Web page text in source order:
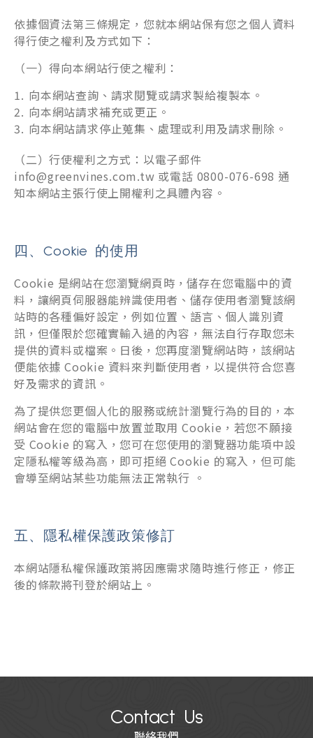
依據個資法第三條規定，您就本網站保有您之個人資料
得行使之權利及方式如下：
（一）得向本網站行使之權利：
向本網站查詢、請求閱覽或請求製給複製本。
向本網站請求補充或更正。
向本網站請求停止蒐集、處理或利用及請求刪除。
（二）行使權利之方式：以電子郵件
info@greenvines.com.tw 或電話 0800-076-698 通
知本網站主張行使上開權利之具體內容。
Cookie 的使用
Cookie 是網站在您瀏覽網頁時，儲存在您電腦中的資
料，讓網頁伺服器能辨識使用者、儲存使用者瀏覽該網
站時的各種偏好設定，例如位置、語言、個人識別資
訊，但僅限於您確實輸入過的內容，無法自行存取您未
提供的資料或檔案。日後，您再度瀏覽網站時，該網站
便能依據 Cookie 資料來判斷使用者，以提供符合您喜
好及需求的資訊。
為了提供您更個人化的服務或統計瀏覽行為的目的，本
網站會在您的電腦中放置並取用 Cookie，若您不願接
受 Cookie 的寫入，您可在您使用的瀏覽器功能項中設
定隱私權等級為高，即可拒絕 Cookie 的寫入，但可能
會導至網站某些功能無法正常執行 。
隱私權保護政策修訂
本網站隱私權保護政策將因應需求隨時進行修正，修正
後的條款將刊登於網站上。
Contact Us